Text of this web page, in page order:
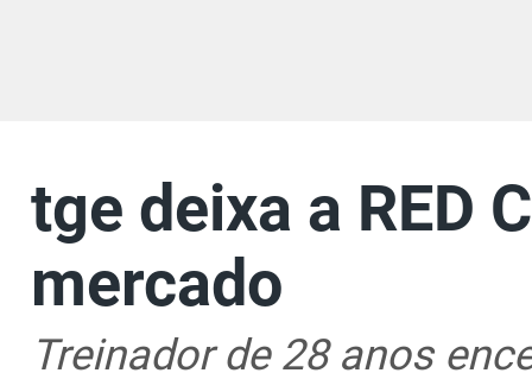
tge deixa a RED
mercado
Treinador de 28 anos